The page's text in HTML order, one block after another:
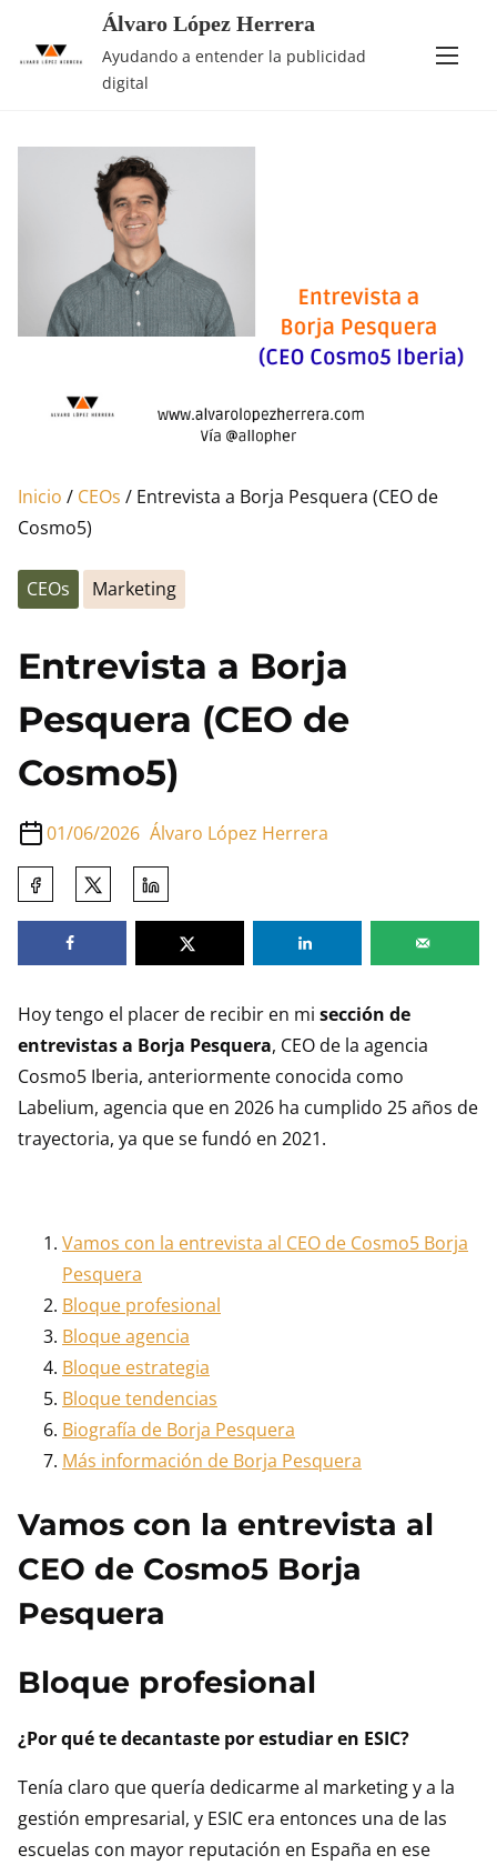
Álvaro López Herrera
Ayudando a entender la publicidad
digital
Inicio / CEOs / Entrevista a Borja Pesquera (CEO de
Cosmo5)
CEOs Marketing
Entrevista a Borja
Pesquera (CEO de
Cosmo5)
01/06/2026 Álvaro López Herrera
Comparte
entrada
Hoy tengo el placer de recibir en mi sección de
entrevistas a Borja Pesquera, CEO de la agencia
Cosmo5 Iberia, anteriormente conocida como
Labelium, agencia que en 2026 ha cumplido 25 años de
trayectoria, ya que se fundó en 2021.
Vamos con la entrevista al CEO de Cosmo5 Borja
Pesquera
Bloque profesional
Bloque agencia
Bloque estrategia
Bloque tendencias
Biografía de Borja Pesquera
Más información de Borja Pesquera
Vamos con la entrevista al
CEO de Cosmo5 Borja
Pesquera
Bloque profesional
¿Por qué te decantaste por estudiar en ESIC?
Tenía claro que quería dedicarme al marketing y a la
gestión empresarial, y ESIC era entonces una de las
escuelas con mayor reputación en España en ese